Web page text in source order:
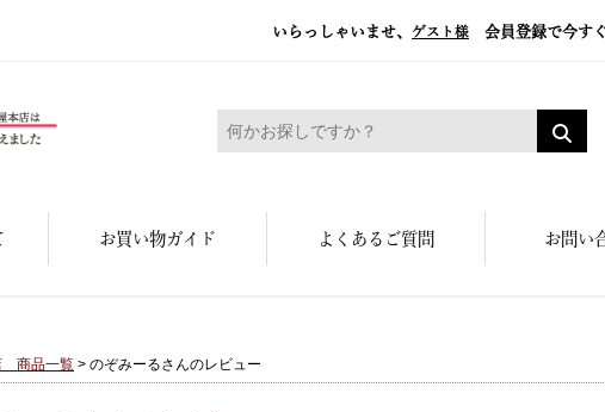
いらっしゃいませ、 ゲスト様 会員登録で今す
糀屋本店 - 元禄二年。創業三百余年の味
お買い物ガイド よくあるご質問 お問い
商品一覧 > のぞみーるさんのレビュー